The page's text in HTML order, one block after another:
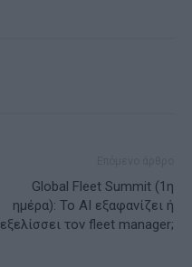
Global Fleet Summit (1η
ημέρα): Το ΑΙ εξαφανίζει ή
εξελίσσει τον fleet manager;